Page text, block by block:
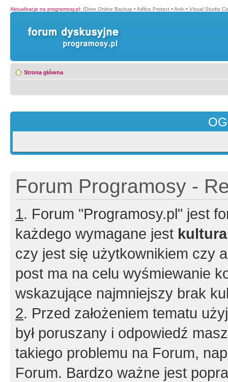
Aktualizacje na programosy.pl: IDrive Online Backup • Adlice Protect • Anki • Visual Studio
Strona główna
Forum Programosy -
1. Forum "Programosy.pl" jest
każdego wymagane jest
czy jest się użytkownikiem czy
post ma na celu wyśmiewanie
wskazujące najmniejszy brak
2. Przed założeniem tematu
był poruszany i odpowiedź
takiego problemu na Forum,
Forum. Bardzo ważne jest